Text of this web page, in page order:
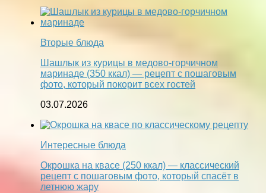
Вторые блюда
Шашлык из курицы в медово-горчичном
маринаде (350 ккал) — рецепт с пошаговым
фото, который покорит всех гостей
03.07.2026
Интересные блюда
Окрошка на квасе (250 ккал) — классический
рецепт с пошаговым фото, который спасёт в
летнюю жару